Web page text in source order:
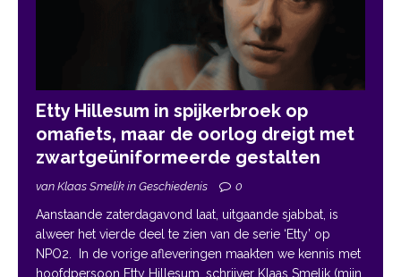
Etty Hillesum in spijkerbroek op
omafiets, maar de oorlog dreigt met
zwartgeüniformeerde gestalten
van Klaas Smelik in Geschiedenis 0
Aanstaande zaterdagavond laat, uitgaande sjabbat, is
alweer het vierde deel te zien van de serie ‘Etty’ op
NPO2. In de vorige afleveringen maakten we kennis met
hoofdpersoon Etty Hillesum, schrijver Klaas Smelik (mijn